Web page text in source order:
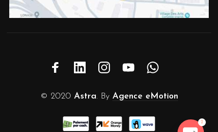
© 2020 Astra. By Agence eMotion
2